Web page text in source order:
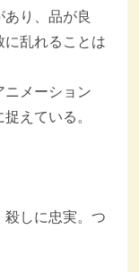
り、品が良
に乱れることは
ニメーション
えている。
しに忠実。つ